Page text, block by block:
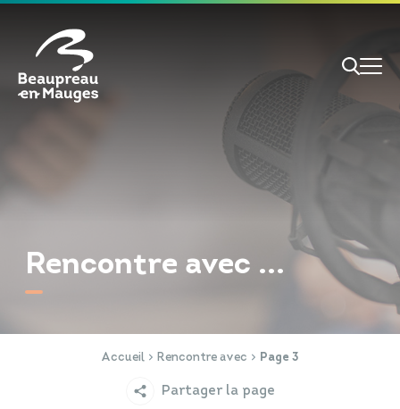
RECHERCHE
Rencontre avec ...
Accueil Rencontre avec Page 3
Partager la page
Je suis
Cookies management panel